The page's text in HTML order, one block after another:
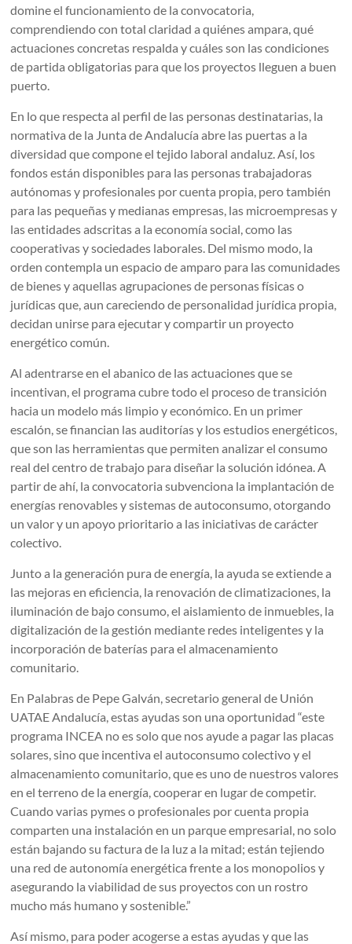
domine el funcionamiento de la convocatoria,
comprendiendo con total claridad a quiénes ampara, qué
actuaciones concretas respalda y cuáles son las condiciones
de partida obligatorias para que los proyectos lleguen a buen
puerto.
En lo que respecta al perfil de las personas destinatarias, la
normativa de la Junta de Andalucía abre las puertas a la
diversidad que compone el tejido laboral andaluz. Así, los
fondos están disponibles para las personas trabajadoras
autónomas y profesionales por cuenta propia, pero también
para las pequeñas y medianas empresas, las microempresas y
las entidades adscritas a la economía social, como las
cooperativas y sociedades laborales. Del mismo modo, la
orden contempla un espacio de amparo para las comunidades
de bienes y aquellas agrupaciones de personas físicas o
jurídicas que, aun careciendo de personalidad jurídica propia,
decidan unirse para ejecutar y compartir un proyecto
energético común.
Al adentrarse en el abanico de las actuaciones que se
incentivan, el programa cubre todo el proceso de transición
hacia un modelo más limpio y económico. En un primer
escalón, se financian las auditorías y los estudios energéticos,
que son las herramientas que permiten analizar el consumo
real del centro de trabajo para diseñar la solución idónea. A
partir de ahí, la convocatoria subvenciona la implantación de
energías renovables y sistemas de autoconsumo, otorgando
un valor y un apoyo prioritario a las iniciativas de carácter
colectivo.
Junto a la generación pura de energía, la ayuda se extiende a
las mejoras en eficiencia, la renovación de climatizaciones, la
iluminación de bajo consumo, el aislamiento de inmuebles, la
digitalización de la gestión mediante redes inteligentes y la
incorporación de baterías para el almacenamiento
comunitario.
En Palabras de Pepe Galván, secretario general de Unión
UATAE Andalucía, estas ayudas son una oportunidad “este
programa INCEA no es solo que nos ayude a pagar las placas
solares, sino que incentiva el autoconsumo colectivo y el
almacenamiento comunitario, que es uno de nuestros valores
en el terreno de la energía, cooperar en lugar de competir.
Cuando varias pymes o profesionales por cuenta propia
comparten una instalación en un parque empresarial, no solo
están bajando su factura de la luz a la mitad; están tejiendo
una red de autonomía energética frente a los monopolios y
asegurando la viabilidad de sus proyectos con un rostro
mucho más humano y sostenible.”
Así mismo, para poder acogerse a estas ayudas y que las